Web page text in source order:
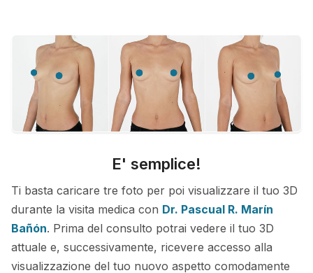
E' semplice!
Ti basta caricare tre foto per poi visualizzare il tuo 3D
durante la visita medica con Dr. Pascual R. Marín
Bañón. Prima del consulto potrai vedere il tuo 3D
attuale e, successivamente, ricevere accesso alla
visualizzazione del tuo nuovo aspetto comodamente